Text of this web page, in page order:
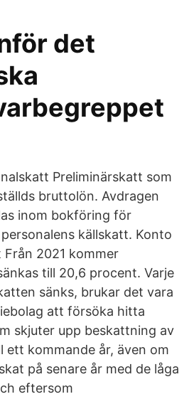
det
Preliminärskatt som
bruttolön. Avdragen
inom bokföring för
källskatt. Konto
Från 2021 kommer
till 20,6 procent. Varje
sänks, brukar det vara
att försöka hitta
skjuter upp beskattning av
ett kommande år, även om
på senare år med de låga
eftersom